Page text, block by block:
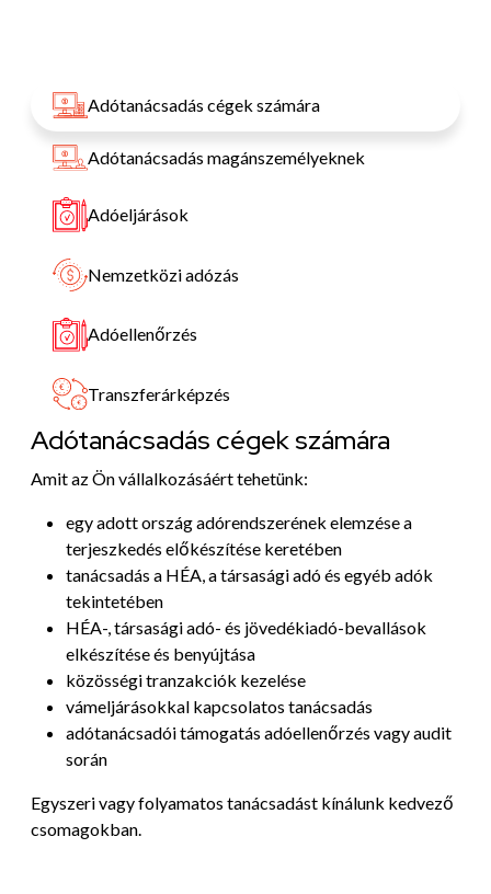
Adótanácsadás cégek számára
Adótanácsadás magánszemélyeknek
Adóeljárások
Nemzetközi adózás
Adóellenőrzés
Transzferárképzés
Adótanácsadás cégek számára
Amit az Ön vállalkozásáért tehetünk:
egy adott ország adórendszerének elemzése a
terjeszkedés előkészítése keretében
tanácsadás a HÉA, a társasági adó és egyéb adók
tekintetében
HÉA-, társasági adó- és jövedékiadó-bevallások
elkészítése és benyújtása
közösségi tranzakciók kezelése
vámeljárásokkal kapcsolatos tanácsadás
adótanácsadói támogatás adóellenőrzés vagy audit
során
Egyszeri vagy folyamatos tanácsadást kínálunk kedvező
csomagokban.